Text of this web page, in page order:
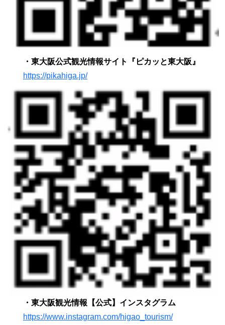
・ 東大阪公式観光情報サイト『ピカッと東大阪 』
https://pikahiga.jp/
・東大阪観光情報【公式】インスタグラム
https://www.instagram.com/higao_tourism/